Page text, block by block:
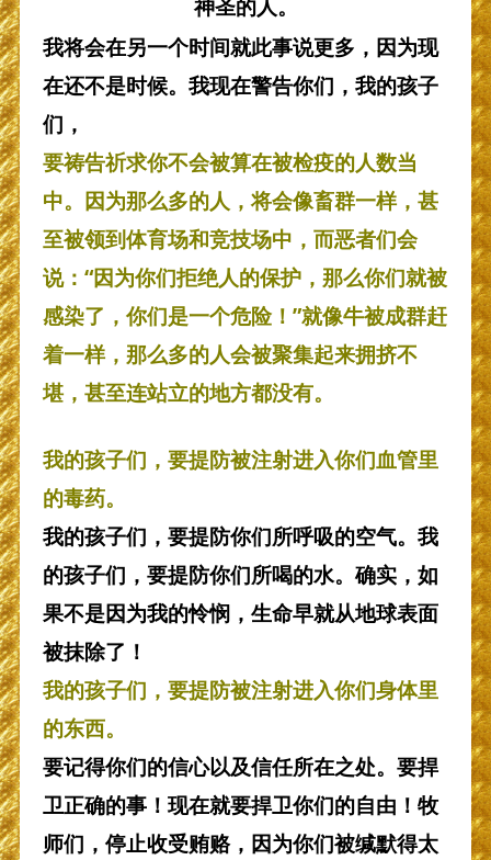
神圣的人。
我将会在另一个时间就此事说更多，因为现
在还不是时候。我现在警告你们，我的孩子
们，
要祷告祈求你不会被算在被检疫的人数当
中。因为那么多的人，将会像畜群一样，甚
至被领到体育场和竞技场中，而恶者们会
说：“因为你们拒绝人的保护，那么你们就被
感染了，你们是一个危险！”就像牛被成群赶
着一样，那么多的人会被聚集起来拥挤不
堪，甚至连站立的地方都没有。
我的孩子们，要提防被注射进入你们血管里
的毒药。
我的孩子们，要提防你们所呼吸的空气。我
的孩子们，要提防你们所喝的水。确实，如
果不是因为我的怜悯，生命早就从地球表面
被抹除了！
我的孩子们，要提防被注射进入你们身体里
的东西。
要记得你们的信心以及信任所在之处。要捍
卫正确的事！现在就要捍卫你们的自由！牧
师们，停止收受贿赂，因为你们被缄默得太